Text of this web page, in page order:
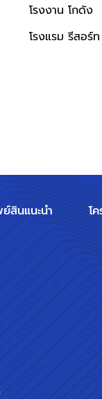
โรงงาน โกดัง
โรงแรม รีสอร์ท
สินแนะนำ โ